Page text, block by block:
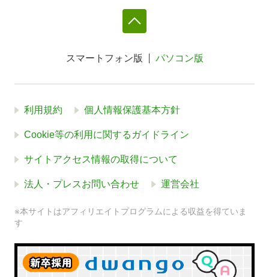
スマートフォン版 パソコン版
利用規約 個人情報保護基本方針
Cookie等の利用に関するガイドライン
サイトアクセス情報の取得について
法人・プレスお問い合わせ 運営会社
※本サイトはアフィリエイトプログラムによる収益を得ていま
す